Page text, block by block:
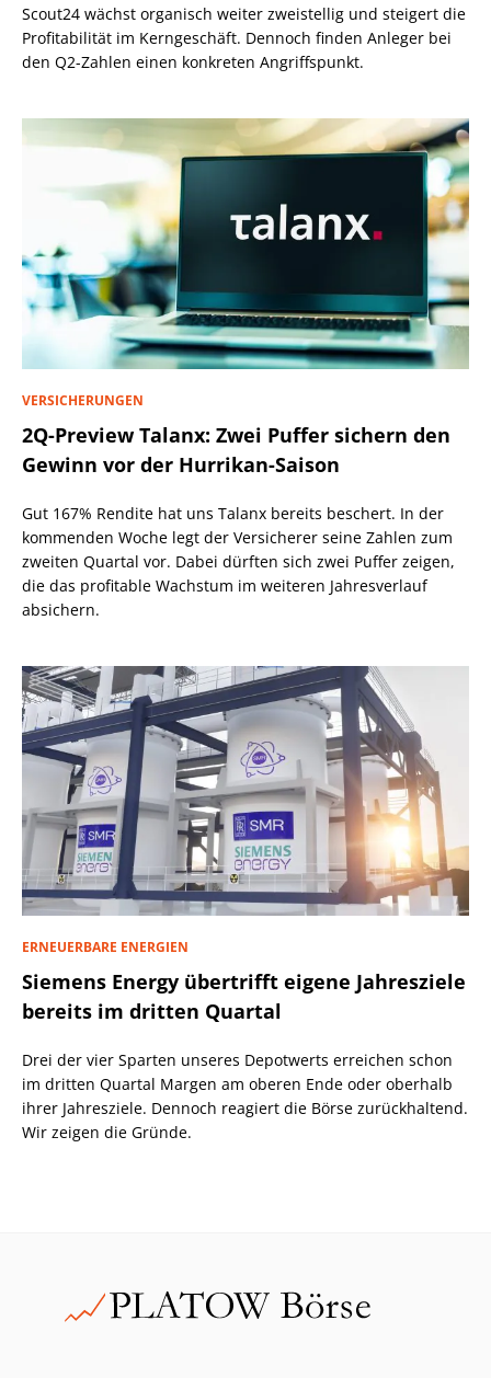
Scout24 wächst organisch weiter zweistellig und steigert die
Profitabilität im Kerngeschäft. Dennoch finden Anleger bei
den Q2-Zahlen einen konkreten Angriffspunkt.
VERSICHERUNGEN
2Q-Preview Talanx: Zwei Puffer sichern den
Gewinn vor der Hurrikan-Saison
Gut 167% Rendite hat uns Talanx bereits beschert. In der
kommenden Woche legt der Versicherer seine Zahlen zum
zweiten Quartal vor. Dabei dürften sich zwei Puffer zeigen,
die das profitable Wachstum im weiteren Jahresverlauf
absichern.
ERNEUERBARE ENERGIEN
Siemens Energy übertrifft eigene Jahresziele
bereits im dritten Quartal
Drei der vier Sparten unseres Depotwerts erreichen schon
im dritten Quartal Margen am oberen Ende oder oberhalb
ihrer Jahresziele. Dennoch reagiert die Börse zurückhaltend.
Wir zeigen die Gründe.